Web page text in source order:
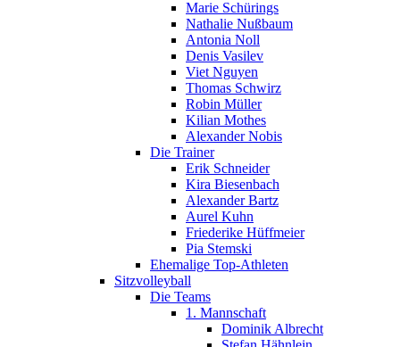
Marie Schürings
Nathalie Nußbaum
Antonia Noll
Denis Vasilev
Viet Nguyen
Thomas Schwirz
Robin Müller
Kilian Mothes
Alexander Nobis
Die Trainer
Erik Schneider
Kira Biesenbach
Alexander Bartz
Aurel Kuhn
Friederike Hüffmeier
Pia Stemski
Ehemalige Top-Athleten
Sitzvolleyball
Die Teams
1. Mannschaft
Dominik Albrecht